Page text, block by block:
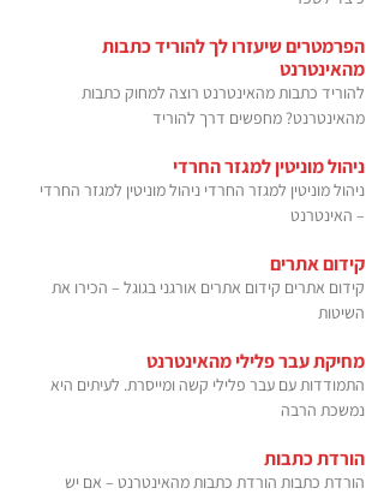
הפרמטרים שיעזרו לך להוריד כתבות
מהאינטרנט
להוריד כתבות מהאינטרנט רוצה למחוק כתבות
מהאינטרנט? מחפשים דרך להוריד
ניהול מוניטין למגזר החרדי
ניהול מוניטין למגזר החרדי ניהול מוניטין למגזר החרדי
– האינטרנט
קידום אתרים
קידום אתרים קידום אתרים אורגני בגוגל – הכירו את
השיטות
מחיקת עבר פלילי מהאינטרנט
התמודדות עם עבר פלילי קשה ומייסרת. לעיתים היא
נמשכת הרבה
הורדת כתבות
הורדת כתבות הורדת כתבות מהאינטרנט – אם יש